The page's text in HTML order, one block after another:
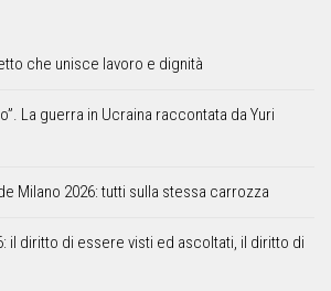
che unisce lavoro e dignità
La guerra in Ucraina raccontata da Yuri
Milano 2026: tutti sulla stessa carrozza
il diritto di essere visti ed ascoltati, il diritto di